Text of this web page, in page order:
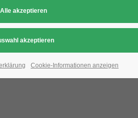
der Datenschutzeinstellungen wird
Datenschutz-Einstellungen , indem
Cookie-Informationen anzeigen